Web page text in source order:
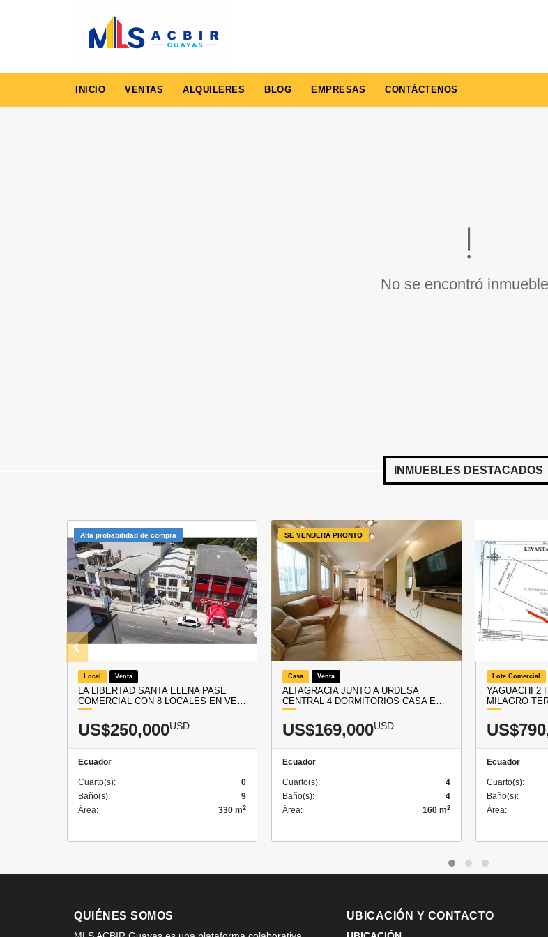
INICIO VENTAS ALQUILERES BLOG EMPRESAS CONTÁCTENOS
No se encontró
INMUEBLES DESTACADOS
Alta probabilidad de compra
Local Venta
LA LIBERTAD SANTA ELENA PASE
COMERCIAL CON 8 LOCALES EN VE…
US$250,000USD
Ecuador
Cuarto(s):
0
Baño(s):
9
Área:
330 m2
SE VENDERÁ PRONTO
Casa Venta
ALTAGRACIA JUNTO A URDESA
CENTRAL 4 DORMITORIOS CASA E…
US$169,000USD
Ecuador
Cuarto(s):
4
Baño(s):
4
Área:
160 m2
Lote Comercial
YAGUACHI 2
MILAGRO
Ecuador
Cuarto(s):
Baño(s):
Área:
QUIÉNES SOMOS UBICACIÓN Y CONTACTO